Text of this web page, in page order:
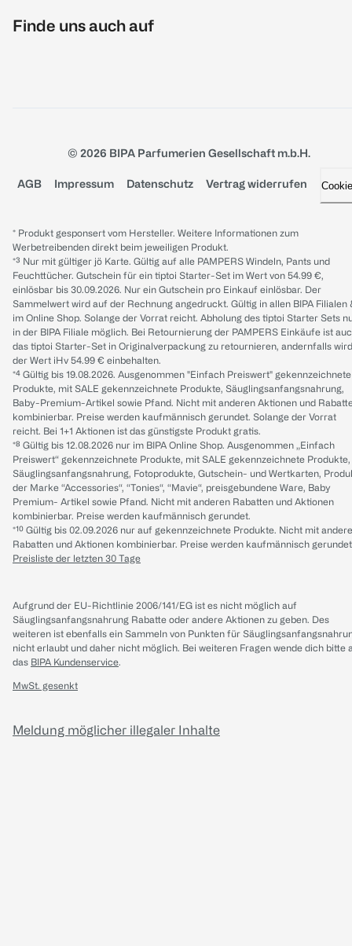
Finde uns auch auf
© 2026 BIPA Parfumerien Gesellschaft m.b.H.
AGB Impressum Datenschutz Vertrag widerrufen
* Produkt gesponsert vom Hersteller. Weitere Informationen zum
Werbetreibenden direkt beim jeweiligen Produkt.
*³ Nur mit gültiger jö Karte. Gültig auf alle PAMPERS Windeln, Pants und
Feuchttücher. Gutschein für ein tiptoi Starter-Set im Wert von 54.99 €,
einlösbar bis 30.09.2026. Nur ein Gutschein pro Einkauf einlösbar. Der
Sammelwert wird auf der Rechnung angedruckt. Gültig in allen BIPA Filialen
im Online Shop. Solange der Vorrat reicht. Abholung des tiptoi Starter Sets
in der BIPA Filiale möglich. Bei Retournierung der PAMPERS Einkäufe ist
das tiptoi Starter-Set in Originalverpackung zu retournieren, andernfalls wird
der Wert iHv 54.99 € einbehalten.
*⁴ Gültig bis 19.08.2026. Ausgenommen "Einfach Preiswert" gekennzeichnete
Produkte, mit SALE gekennzeichnete Produkte, Säuglingsanfangsnahrung,
Baby-Premium-Artikel sowie Pfand. Nicht mit anderen Aktionen und
kombinierbar. Preise werden kaufmännisch gerundet. Solange der Vorrat
reicht. Bei 1+1 Aktionen ist das günstigste Produkt gratis.
*⁸ Gültig bis 12.08.2026 nur im BIPA Online Shop. Ausgenommen „Einfach
Preiswert“ gekennzeichnete Produkte, mit SALE gekennzeichnete Produkte,
Säuglingsanfangsnahrung, Fotoprodukte, Gutschein- und Wertkarten,
der Marke “Accessories“, “Tonies“, “Mavie“, preisgebundene Ware, Baby
Premium- Artikel sowie Pfand. Nicht mit anderen Rabatten und Aktionen
kombinierbar. Preise werden kaufmännisch gerundet.
*¹⁰ Gültig bis 02.09.2026 nur auf gekennzeichnete Produkte. Nicht mit
Rabatten und Aktionen kombinierbar. Preise werden kaufmännisch
Preisliste der letzten 30 Tage
Aufgrund der EU-Richtlinie 2006/141/EG ist es nicht möglich auf
Säuglingsanfangsnahrung Rabatte oder andere Aktionen zu geben. Des
weiteren ist ebenfalls ein Sammeln von Punkten für
nicht erlaubt und daher nicht möglich. Bei weiteren Fragen wende dich bitte
das BIPA Kundenservice.
MwSt. gesenkt
Meldung möglicher illegaler Inhalte